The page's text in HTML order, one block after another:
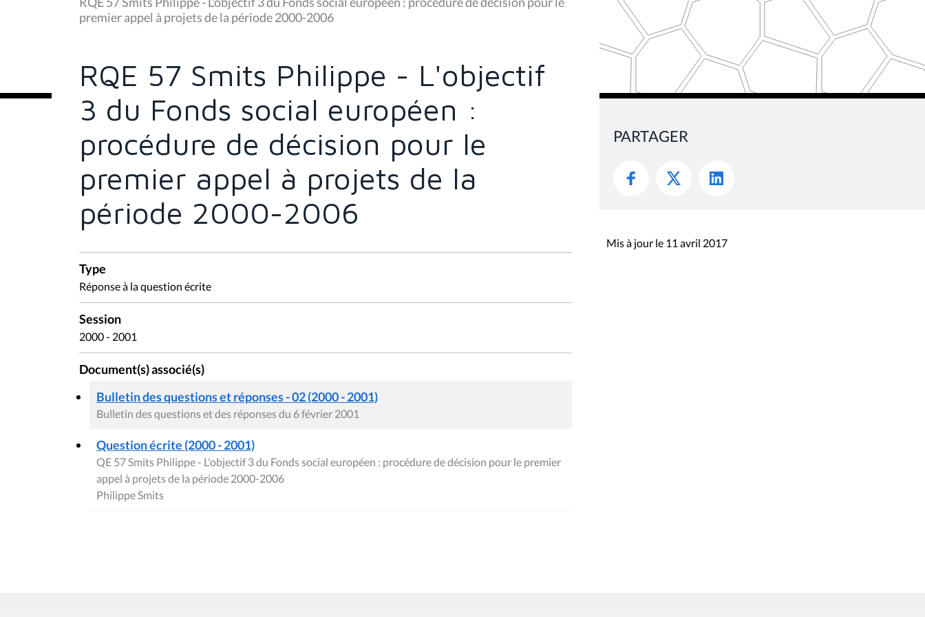
s
ê
:
premier appel à projets de la période 2000-2006
RQE 57 Smits Philippe - L'objectif
3 du Fonds social européen :
procédure de décision pour le
premier appel à projets de la
période 2000-2006
Type
Réponse à la question écrite
Session
2000 - 2001
Document(s) associé(s)
Bulletin des questions et réponses - 02 (2000 - 2001)
Bulletin des questions et des réponses du 6 février 2001
Question écrite (2000 - 2001)
QE 57 Smits Philippe - L'objectif 3 du Fonds social européen : procédure de décision pour le premier
appel à projets de la période 2000-2006
Philippe Smits
PARTAGER
Mis à jour le 11 avril 2017